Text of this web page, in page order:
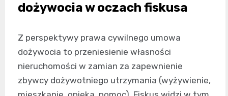
dożywocia w oczach fiskusa
Z perspektywy prawa cywilnego umowa
dożywocia to przeniesienie własności
nieruchomości w zamian za zapewnienie
zbywcy dożywotniego utrzymania (wyżywienie,